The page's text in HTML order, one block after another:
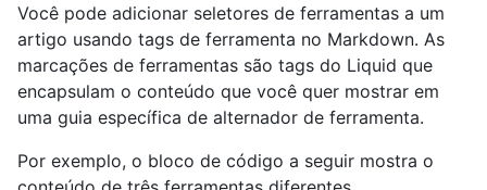
Você pode adicionar seletores de ferramentas a um
artigo usando tags de ferramenta no Markdown. As
marcações de ferramentas são tags do Liquid que
encapsulam o conteúdo que você quer mostrar em
uma guia específica de alternador de ferramenta.
Por exemplo, o bloco de código a seguir mostra o